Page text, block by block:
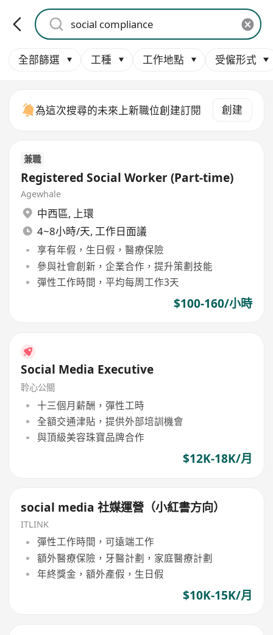
全部篩選 工種 工作地點 受僱形式
為這次搜尋的未來上新職位創建訂閱 創建
兼職
Registered Social Worker (Part-time)
Agewhale
中西區, 上環
4~8小時/天, 工作日面議
享有年假，生日假，醫療保險
參與社會創新，企業合作，提升策劃技能
彈性工作時間，平均每周工作3天
$100-160/小時
Social Media Executive
聆心公關
十三個月薪酬，彈性工時
全額交通津貼，提供外部培訓機會
與頂級美容珠寶品牌合作
$12K-18K/月
social media 社媒運營（小紅書方向）
ITLINK
彈性工作時間，可遠端工作
額外醫療保險，牙醫計劃，家庭醫療計劃
年終獎金，額外產假，生日假
$10K-15K/月